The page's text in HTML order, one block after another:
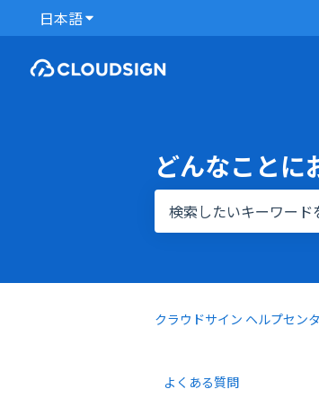
日本語翻訳のサブメニューを表示
どんなことに
クラウドサイン ヘルプセン
よくある質問